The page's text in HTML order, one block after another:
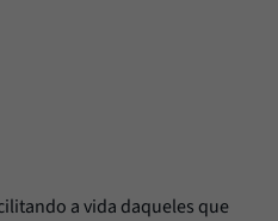
a vida daqueles que